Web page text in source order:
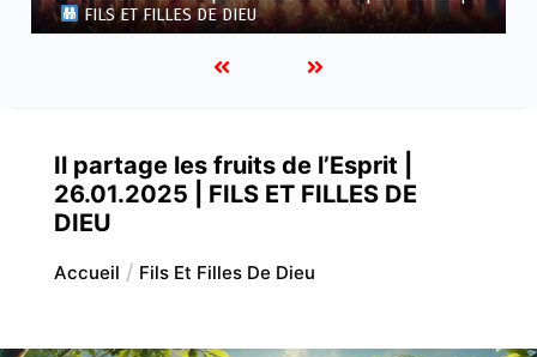
FILLES DE DIEU
Il partage les fruits de l’Esprit |
26.01.2025 | FILS ET FILLES DE
DIEU
Accueil Fils Et Filles De Dieu